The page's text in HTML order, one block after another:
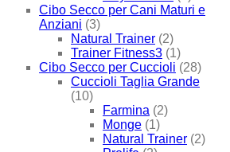
Cibo Secco per Cani Maturi e
Anziani (3)
Natural Trainer (2)
Trainer Fitness3 (1)
Cibo Secco per Cuccioli (28)
Cuccioli Taglia Grande
(10)
Farmina (2)
Monge (1)
Natural Trainer (2)